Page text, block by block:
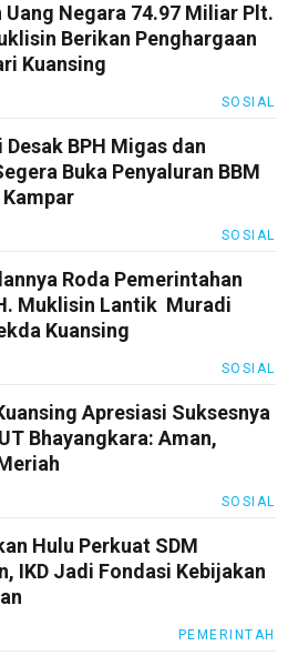
Negara 74.97 Miliar Plt.
Berikan Penghargaan
Kuansing
SOSIAL
BPH Migas dan
Buka Penyaluran BBM
SOSIAL
Roda Pemerintahan
Muklisin Lantik Muradi
Kuansing
SOSIAL
Apresiasi Suksesnya
Bhayangkara: Aman,
SOSIAL
Hulu Perkuat SDM
IKD Jadi Fondasi Kebijakan
PEMERINTAH